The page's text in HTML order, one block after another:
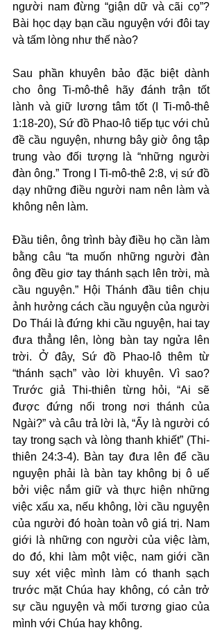
người nam đừng “giận dữ và cãi cọ”?
Bài học dạy bạn cầu nguyện với đôi tay
và tấm lòng như thế nào?
Sau phần khuyên bảo đặc biệt dành
cho ông Ti-mô-thê hãy đánh trận tốt
lành và giữ lương tâm tốt (I Ti-mô-thê
1:18-20), Sứ đồ Phao-lô tiếp tục với chủ
đề cầu nguyện, nhưng bây giờ ông tập
trung vào đối tượng là “những người
đàn ông.” Trong I Ti-mô-thê 2:8, vị sứ đồ
dạy những điều người nam nên làm và
không nên làm.
Đầu tiên, ông trình bày điều họ cần làm
bằng câu “ta muốn những người đàn
ông đều giơ tay thánh sạch lên trời, mà
cầu nguyện.” Hội Thánh đầu tiên chịu
ảnh hưởng cách cầu nguyện của người
Do Thái là đứng khi cầu nguyện, hai tay
đưa thẳng lên, lòng bàn tay ngửa lên
trời. Ở đây, Sứ đồ Phao-lô thêm từ
“thánh sạch” vào lời khuyên. Vì sao?
Trước giả Thi-thiên từng hỏi, “Ai sẽ
được đứng nổi trong nơi thánh của
Ngài?” và câu trả lời là, “Ấy là người có
tay trong sạch và lòng thanh khiết” (Thi-
thiên 24:3-4). Bàn tay đưa lên để cầu
nguyện phải là bàn tay không bị ô uế
bởi việc nắm giữ và thực hiện những
việc xấu xa, nếu không, lời cầu nguyện
của người đó hoàn toàn vô giá trị. Nam
giới là những con người của việc làm,
do đó, khi làm một việc, nam giới cần
suy xét việc mình làm có thanh sạch
trước mặt Chúa hay không, có cản trở
sự cầu nguyện và mối tương giao của
mình với Chúa hay không.